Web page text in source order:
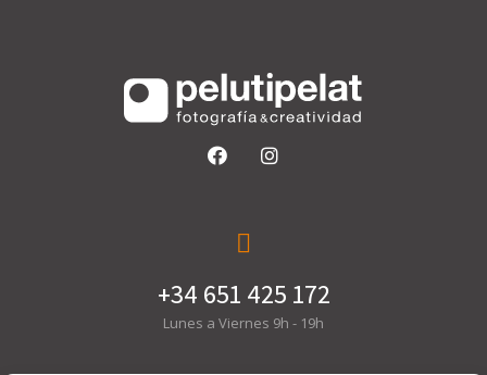
+34 651 425 172
Lunes a Viernes 9h - 19h